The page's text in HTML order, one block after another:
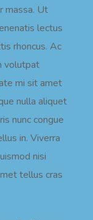
massa. Ut
lectus
rhoncus. Ac
volutpat
mi sit amet
nulla aliquet
nunc congue
in. Viverra
nisi
tellus cras